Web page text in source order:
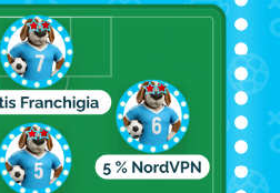
di New York, sono
è l’autobus Express
a raggiungere
costo di 16 dollari.